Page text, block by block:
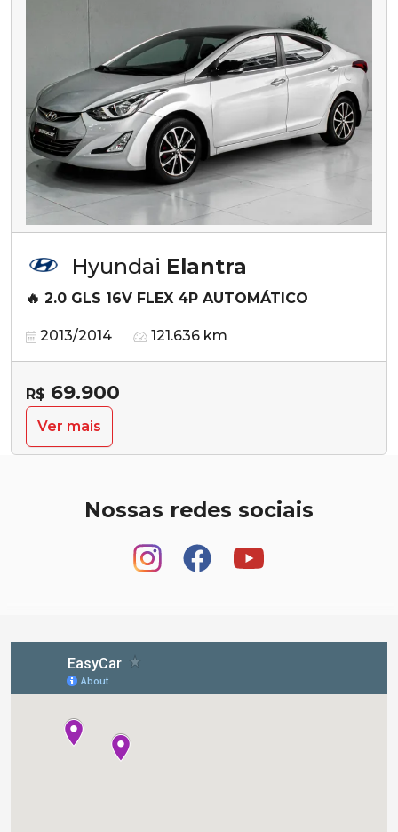
Hyundai Elantra
🔥 2.0 GLS 16V FLEX 4P AUTOMÁTICO
2013/2014 121.636 km
R$ 69.900
Ver mais
Nossas redes sociais